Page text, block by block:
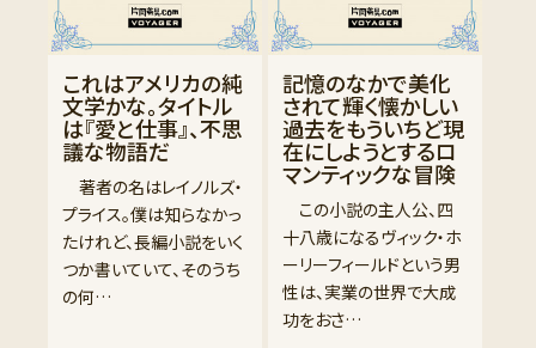
これはアメリカの純
文学かな。タイトル
は『愛と仕事』、不思
議な物語だ
著者の名はレイノルズ・
プライス。僕は知らなかっ
たけれど、長編小説をいく
つか書いていて、そのうち
の何…
記憶のなかで美化
されて輝く懐かしい
過去をもういちど現
在にしようとするロ
マンティックな冒険
この小説の主人公、四
十八歳になるヴィック・ホ
ーリーフィールドという男
性は、実業の世界で大成
功をおさ…